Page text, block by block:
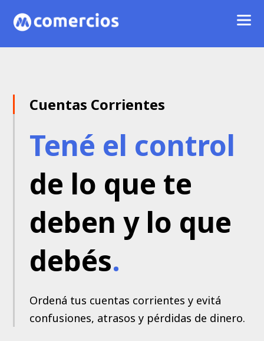
Cuentas Corrientes
Tené el control
de lo que te
deben y lo que
debés.
Ordená tus cuentas corrientes y evitá
confusiones, atrasos y pérdidas de dinero.